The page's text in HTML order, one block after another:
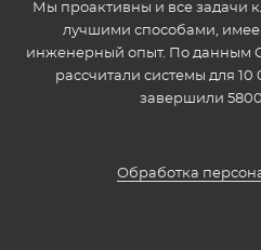
Мы проактивны и все задачи
лучшими способами,
инженерный опыт. По данным
рассчитали системы для
завершили
Обработка